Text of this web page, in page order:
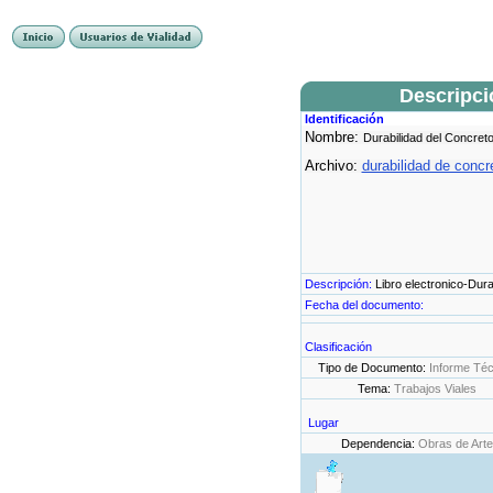
Identificación
Nombre: Durabilidad del Concreto
Archivo: durabilidad de
Descripción: Libro electronico-
Fecha del documento:
Clasificación
Tipo de Documento: Informe
Tema: Trabajos Viales
Lugar
Dependencia: Obras de Arte